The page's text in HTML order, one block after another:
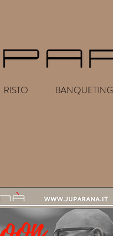
RISTO BANQUETING